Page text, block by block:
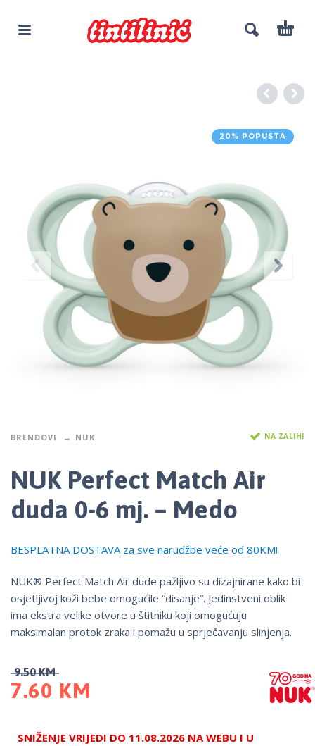
20% POPUSTA
BRENDOVI NUK NA ZALIHI
NUK Perfect Match Air
duda 0-6 mj. – Medo
BESPLATNA DOSTAVA za sve narudžbe veće od 80KM!
NUK® Perfect Match Air dude pažljivo su dizajnirane kako bi
osjetljivoj koži bebe omogućile “disanje”. Jedinstveni oblik
ima ekstra velike otvore u štitniku koji omogućuju
maksimalan protok zraka i pomažu u sprječavanju slinjenja.
9.50KM
7.60 KM
SNIŽENJE VRIJEDI DO 11.08.2026 NA WEBU I U